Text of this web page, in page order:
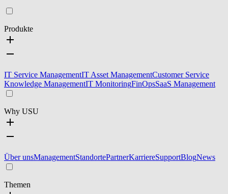
Produkte
IT Service ManagementIT Asset ManagementCustomer Service
Knowledge ManagementIT MonitoringFinOpsSaaS Management
Why USU
Über unsManagementStandortePartnerKarriereSupportBlogNews
Themen